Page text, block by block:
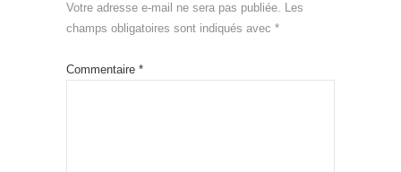
Votre adresse e-mail ne sera pas publiée. Les
champs obligatoires sont indiqués avec *
Commentaire *